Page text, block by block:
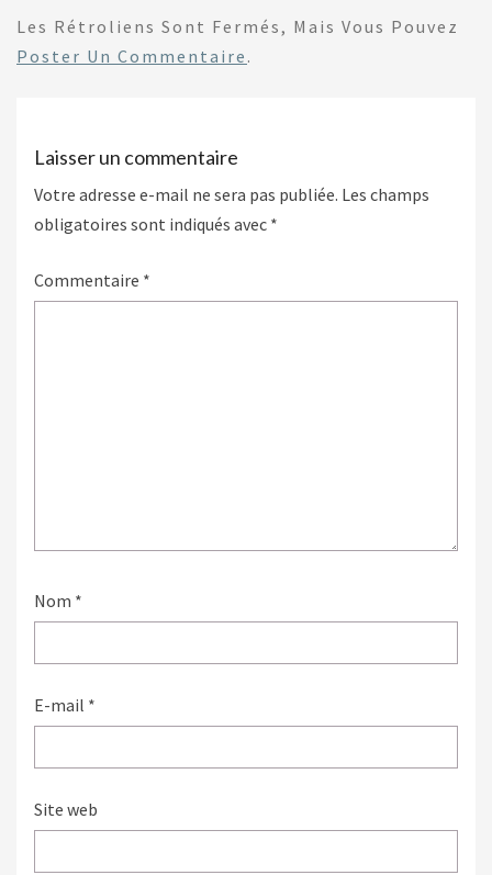
Les Rétroliens Sont Fermés, Mais Vous Pouvez
Poster Un Commentaire .
Laisser un commentaire
Votre adresse e-mail ne sera pas publiée. Les champs
obligatoires sont indiqués avec *
Commentaire *
Nom *
E-mail *
Site web